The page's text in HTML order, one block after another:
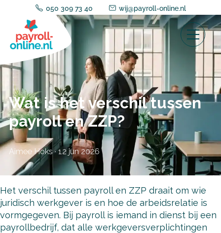
050 309 73 40 wij@payroll-online.nl
Wat is het verschil tussen
payroll en ZZP?
Aimee Hoks·12 jun 2026
Het verschil tussen payroll en ZZP draait om wie
juridisch werkgever is en hoe de arbeidsrelatie is
vormgegeven. Bij payroll is iemand in dienst bij een
payrollbedrijf, dat alle werkgeversverplichtingen